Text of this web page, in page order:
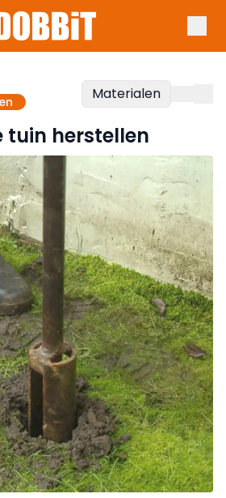
Materialen
tuin herstellen